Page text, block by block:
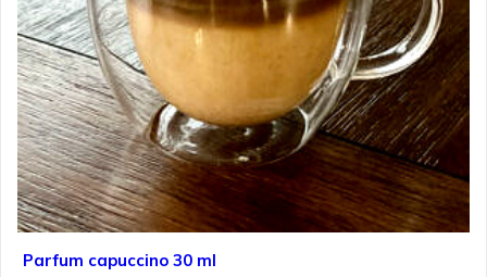
Parfum capuccino 30 ml